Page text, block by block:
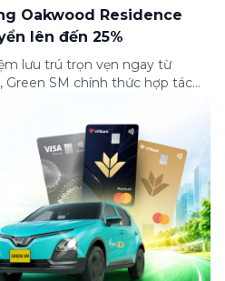
Oakwood Residence
lên đến 25%
lưu trú trọn vẹn ngay từ
Green SM chính thức hợp tác
khách hàng có điểm đi hoặc
vụ này. Tọa lạc trong […]